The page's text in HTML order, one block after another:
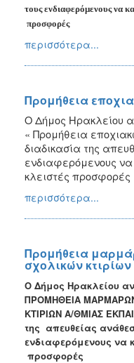
τους ενδιαφερόμενους να
προσφορές
περισσότερα...
Προμήθεια
Ο Δήμος Ηρακλείου
« Προμήθεια
διαδικασία της
ενδιαφερόμενους
κλειστές προσφορές
περισσότερα...
Προμήθεια
σχολικών
Ο Δήμος Ηρακλείου
ΠΡΟΜΗΘΕΙΑ
ΚΤΙΡΙΩΝ Α/ΘΜΙΑΣ
της απευθείας
ενδιαφερόμενους να
προσφορές